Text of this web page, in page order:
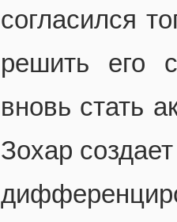
согласился
решить его
вновь стать
Зохар